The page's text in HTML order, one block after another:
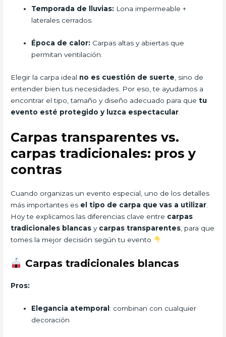
Temporada de lluvias: Lona impermeable +
laterales cerrados.
Época de calor: Carpas altas y abiertas que
permitan ventilación.
Elegir la carpa ideal no es cuestión de suerte , sino de
entender bien tus necesidades. Por eso, te ayudamos a
encontrar el tipo, tamaño y diseño adecuado para quetu
evento esté protegido y luzca espectacular
Carpas transparentes vs.
carpas tradicionales: pros y
contras
Cuando organizas un evento especial, uno de los detalles
más importantes es el tipo de carpa que vas a utilizar
Hoy te explicamos las diferencias clave entre carpas
tradicionales blancas y carpas transparentes , para que
tomes la mejor decisión según tu evento
Carpas tradicionales blancas
Pros:
Elegancia atemporal : combinan con cualquier
decoración